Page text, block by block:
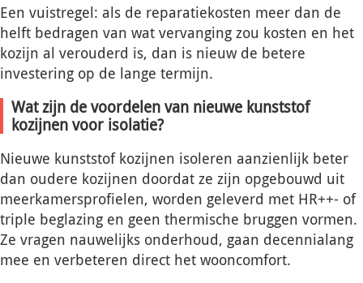
Een vuistregel: als de reparatiekosten meer dan de
helft bedragen van wat vervanging zou kosten en het
kozijn al verouderd is, dan is nieuw de betere
investering op de lange termijn.
Wat zijn de voordelen van nieuwe kunststof
kozijnen voor isolatie?
Nieuwe kunststof kozijnen isoleren aanzienlijk beter
dan oudere kozijnen doordat ze zijn opgebouwd uit
meerkamersprofielen, worden geleverd met HR++- of
triple beglazing en geen thermische bruggen vormen.
Ze vragen nauwelijks onderhoud, gaan decennialang
mee en verbeteren direct het wooncomfort.